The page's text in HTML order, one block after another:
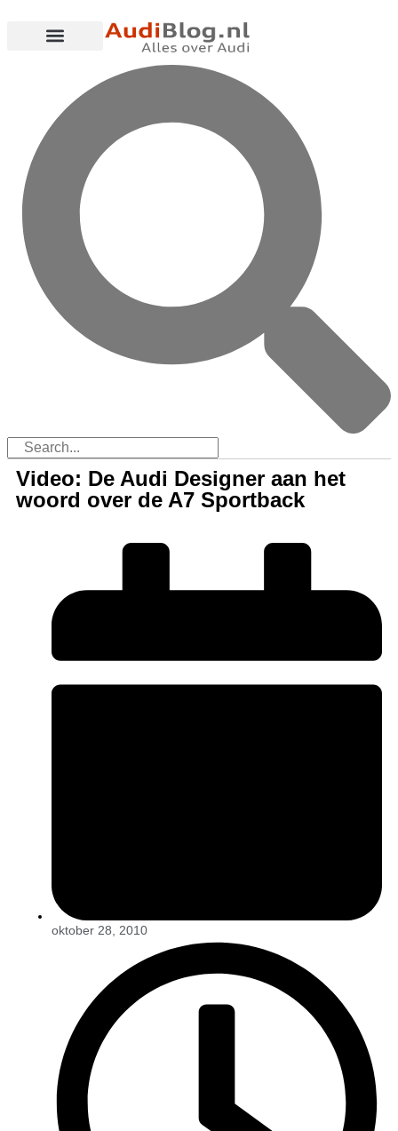
Video: De Audi Designer aan het
woord over de A7 Sportback
oktober 28, 2010